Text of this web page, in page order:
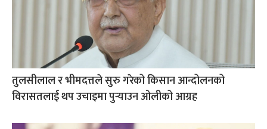
तुलसीलाल र भीमदत्तले सुरु गरेको किसान आन्दोलनको
विरासतलाई थप उचाइमा पुर्‍याउन ओलीको आग्रह